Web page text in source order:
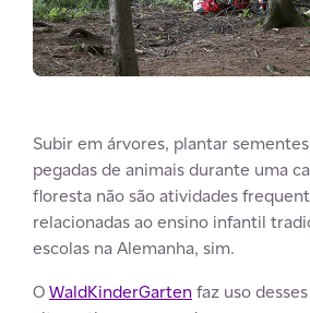
Subir em árvores, plantar
pegadas de animais durante uma
floresta não são atividades
relacionadas ao ensino infantil
escolas na Alemanha, sim.
OWaldKinderGartenfaz uso